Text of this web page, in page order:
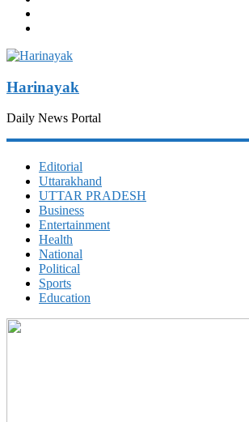
Harinayak
Daily News Portal
Editorial
Uttarakhand
UTTAR PRADESH
Business
Entertainment
Health
National
Political
Sports
Education